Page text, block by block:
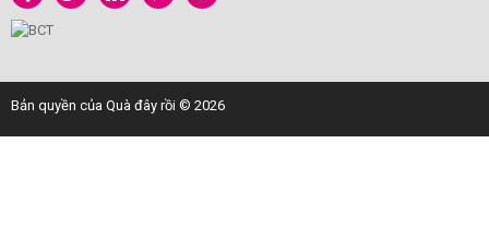
Bản quyền của Quà đây rồi © 2026